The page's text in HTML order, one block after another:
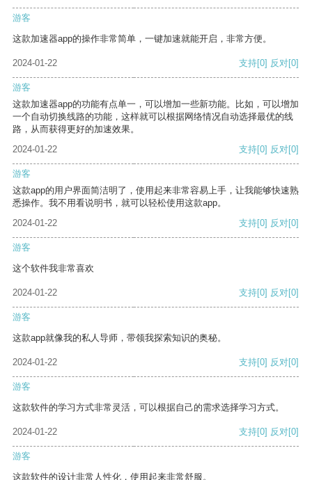
游客
这款加速器app的操作非常简单，一键加速就能开启，非常方便。
2024-01-22 支持[0] 反对[0]
游客
这款加速器app的功能有点单一，可以增加一些新功能。比如，可以增加
一个自动切换线路的功能，这样就可以根据网络情况自动选择最优的线
路，从而获得更好的加速效果。
2024-01-22
支持[0] 反对[0]
游客
这款app的用户界面简洁明了，使用起来非常容易上手，让我能够快速熟
悉操作。我不用看说明书，就可以轻松使用这款app。
2024-01-22
支持[0] 反对[0]
游客
这个软件我非常喜欢
2024-01-22 支持[0] 反对[0]
游客
这款app就像我的私人导师，带领我探索知识的奥秘。
2024-01-22 支持[0] 反对[0]
游客
这款软件的学习方式非常灵活，可以根据自己的需求选择学习方式。
2024-01-22 支持[0] 反对[0]
游客
这款软件的设计非常人性化，使用起来非常舒服。